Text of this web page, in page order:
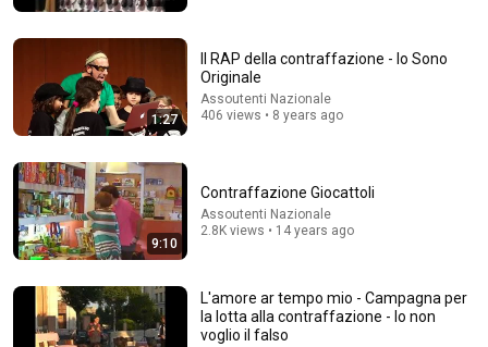
Bobby Parrish • 753K views
1:27
Il RAP della contraffazione - Io Sono
Originale
Assoutenti Nazionale
406 views • 8 years ago
9:10
Contraffazione Giocattoli
Assoutenti Nazionale
2.8K views • 14 years ago
L'amore ar tempo mio - Campagna per
la lotta alla contraffazione - Io non
voglio il falso